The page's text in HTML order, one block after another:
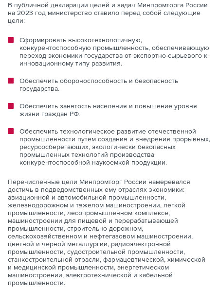
В публичной декларации целей и задач Минпромторга России
на 2023 год министерство ставило перед собой следующие
цели:
Сформировать высокотехнологичную,
конкурентоспособную промышленность, обеспечивающую
переход экономики государства от экспортно-сырьевого к
инновационному типу развития.
Обеспечить обороноспособность и безопасность
государства.
Обеспечить занятость населения и повышение уровня
жизни граждан РФ.
Обеспечить технологическое развитие отечественной
промышленности путем создания и внедрения прорывных,
ресурсосберегающих, экологически безопасных
промышленных технологий производства
конкурентоспособной наукоемкой продукции.
Перечисленные цели Минпромторг России намеревался
достичь в подведомственных ему отраслях экономики:
авиационной и автомобильной промышленности,
железнодорожном и тяжелом машиностроении, легкой
промышленности, лесопромышленном комплексе,
машиностроении для пищевой и перерабатывающей
промышленности, строительно-дорожном,
сельскохозяйственном и нефтегазовом машиностроении,
цветной и черной металлургии, радиоэлектронной
промышленности, судостроительной промышленности,
станкостроительной отрасли, фармацевтической, химической
и медицинской промышленности, энергетическом
машиностроении, электротехнической и кабельной
промышленности.